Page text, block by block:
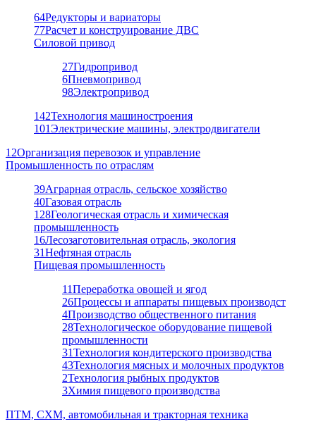
64Редукторы и вариаторы
77Расчет и конструирование ДВС
Силовой привод
27Гидропривод
6Пневмопривод
98Электропривод
142Технология машиностроения
101Электрические машины, электродвигатели
12Организация перевозок и управление
Промышленность по отраслям
39Аграрная отрасль, сельское хозяйство
40Газовая отрасль
128Геологическая отрасль и химическая
промышленность
16Лесозаготовительная отрасль, экология
31Нефтяная отрасль
Пищевая промышленность
11Переработка овощей и ягод
26Процессы и аппараты пищевых производст
4Производство общественного питания
28Технологическое оборудование пищевой
промышленности
31Технология кондитерского производства
43Технология мясных и молочных продуктов
2Технология рыбных продуктов
3Химия пищевого производства
ПТМ, СХМ, автомобильная и тракторная техника